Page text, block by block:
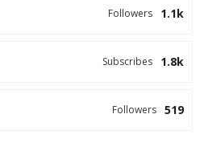
1.1k
Followers
1.8k
Subscribes
519
Followers